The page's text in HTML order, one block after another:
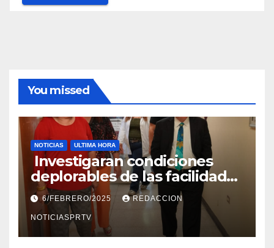
You missed
NOTICIAS ULTIMA HORA
Investigaran condiciones
deplorables de las facilidades
el Departamento de la Salud
en Mayagüez
6/FEBRERO/2025 REDACCION
NOTICIASPRTV